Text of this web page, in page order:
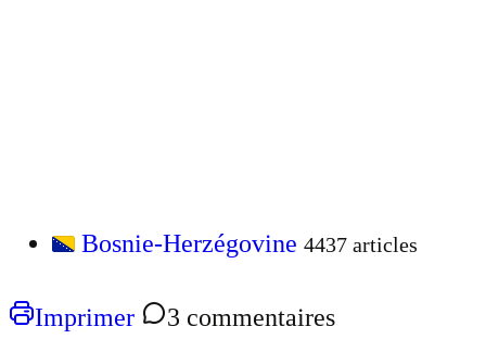
Bosnie-Herzégovine 4437 articles
Imprimer
3 commentaires